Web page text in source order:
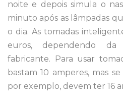
noite e depois simula o
minuto após as lâmpadas
o dia. As tomadas
euros, dependendo
fabricante. Para usar
bastam 10 amperes, mas
por exemplo, devem ter 16